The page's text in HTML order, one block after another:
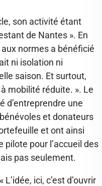
son activité étant
de Nantes ». En
normes a bénéficié
ni isolation ni
saison. Et surtout,
mobilité réduite. ». Le
d’entreprendre une
et donateurs
et ont ainsi
pour l’accueil des
pas seulement.
ici, c’est d’ouvrir